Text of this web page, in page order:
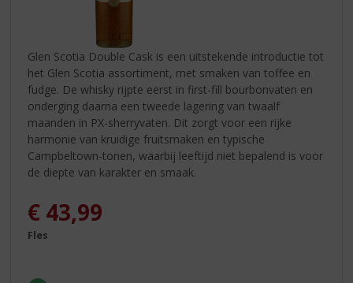
Glen Scotia Double Cask is een uitstekende introductie tot
het Glen Scotia assortiment, met smaken van toffee en
fudge. De whisky rijpte eerst in first-fill bourbonvaten en
onderging daarna een tweede lagering van twaalf
maanden in PX-sherryvaten. Dit zorgt voor een rijke
harmonie van kruidige fruitsmaken en typische
Campbeltown-tonen, waarbij leeftijd niet bepalend is voor
de diepte van karakter en smaak.
€ 43,99
Fles